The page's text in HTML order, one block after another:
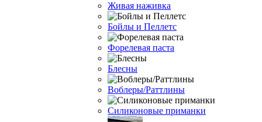
Живая наживка
Бойлы и Пеллетс
Форелевая паста
Блесны
Воблеры/Раттлины
Силиконовые приманки